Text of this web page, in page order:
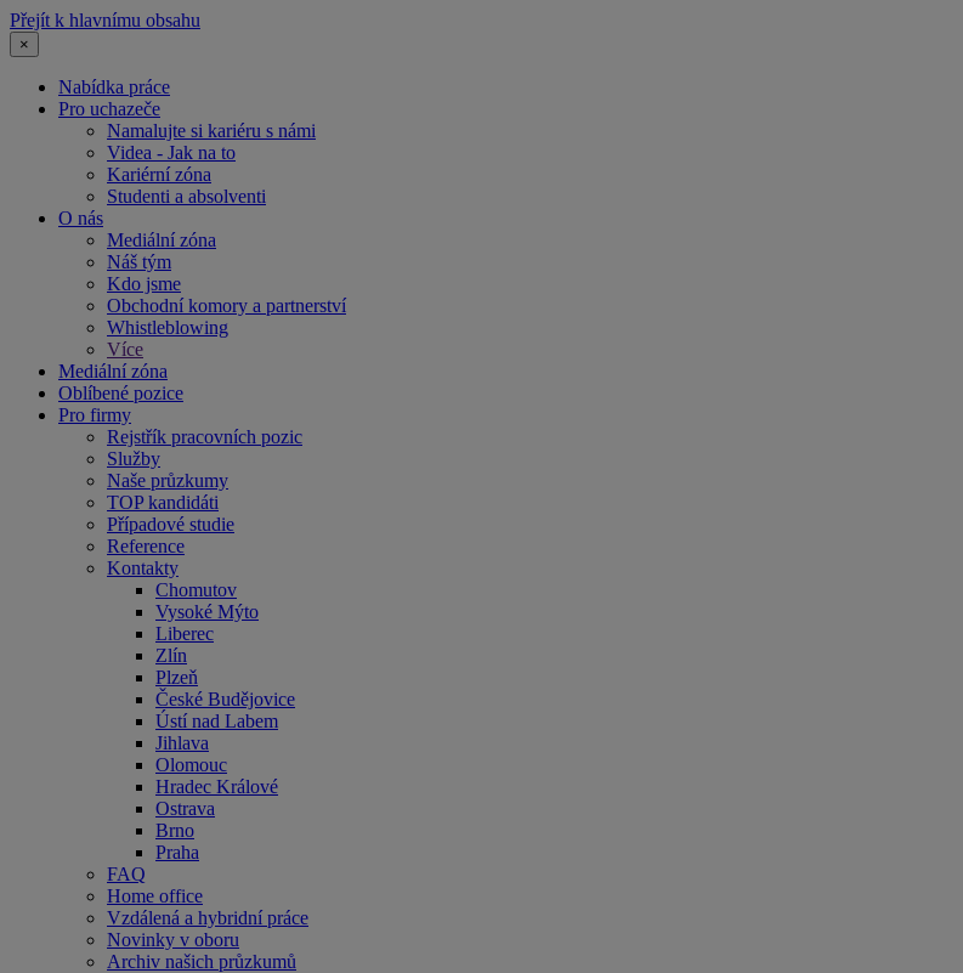
Přejít k hlavnímu obsahu
×
Nabídka práce
Pro uchazeče
Namalujte si kariéru s námi
Videa - Jak na to
Kariérní zóna
Studenti a absolventi
O nás
Mediální zóna
Náš tým
Kdo jsme
Obchodní komory a partnerství
Whistleblowing
Více
Mediální zóna
Oblíbené pozice
Pro firmy
Rejstřík pracovních pozic
Služby
Naše průzkumy
TOP kandidáti
Případové studie
Reference
Kontakty
Chomutov
Vysoké Mýto
Liberec
Zlín
Plzeň
České Budějovice
Ústí nad Labem
Jihlava
Olomouc
Hradec Králové
Ostrava
Brno
Praha
FAQ
Home office
Vzdálená a hybridní práce
Novinky v oboru
Archiv našich průzkumů